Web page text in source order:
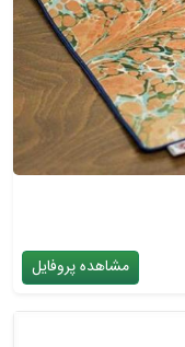
مشاهده پروفایل